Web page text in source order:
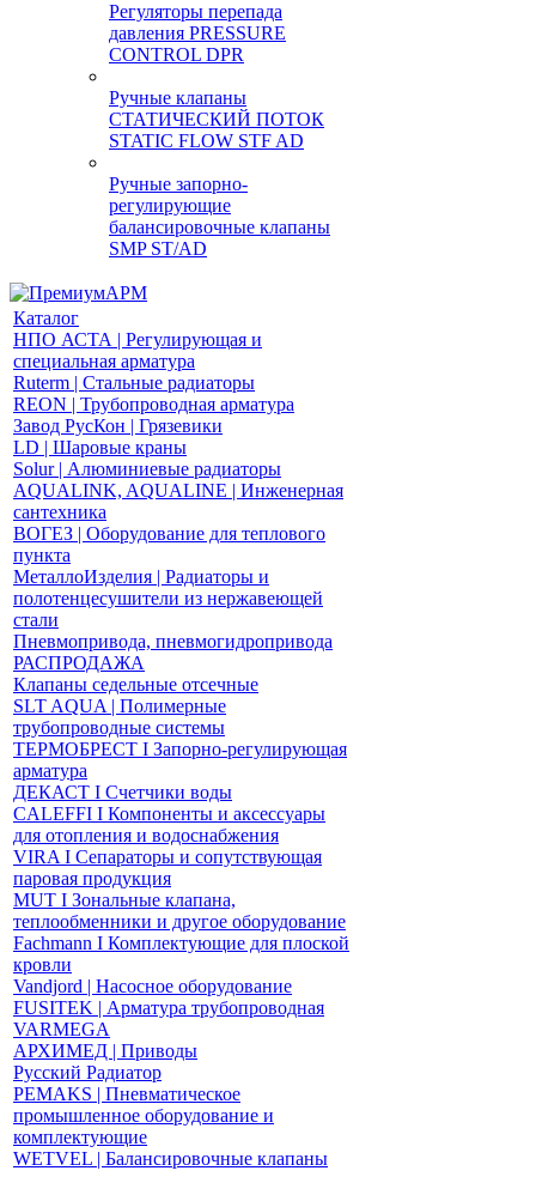
Регуляторы перепада
давления PRESSURE
CONTROL DPR
Ручные клапаны
СТАТИЧЕСКИЙ ПОТОК
STATIC FLOW STF AD
Ручные запорно-
регулирующие
балансировочные клапаны
SMP ST/AD
Каталог
НПО АСТА | Регулирующая и
специальная арматура
Ruterm | Стальные радиаторы
REON | Трубопроводная арматура
Завод РусКон | Грязевики
LD | Шаровые краны
Solur | Алюминиевые радиаторы
AQUALINK, AQUALINE | Инженерная
сантехника
ВОГЕЗ | Оборудование для теплового
пункта
МеталлоИзделия | Радиаторы и
полотенцесушители из нержавеющей
стали
Пневмопривода, пневмогидропривода
РАСПРОДАЖА
Клапаны седельные отсечные
SLT AQUA | Полимерные
трубопроводные системы
ТЕРМОБРЕСТ І Запорно-регулирующая
арматура
ДЕКАСТ І Счетчики воды
CALEFFI І Компоненты и аксессуары
для отопления и водоснабжения
VIRA І Сепараторы и сопутствующая
паровая продукция
MUT І Зональные клапана,
теплообменники и другое оборудование
Fachmann І Комплектующие для плоской
кровли
Vandjord | Насосное оборудование
FUSITEK | Арматура трубопроводная
VARMEGA
АРХИМЕД | Приводы
Русский Радиатор
PEMAKS | Пневматическое
промышленное оборудование и
комплектующие
WETVEL | Балансировочные клапаны